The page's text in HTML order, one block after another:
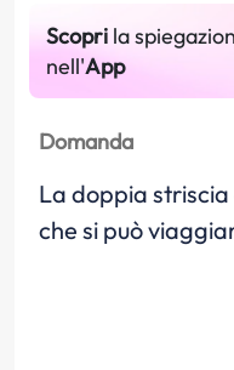
Scopri la
nell'App
Domanda
La doppia
che si può